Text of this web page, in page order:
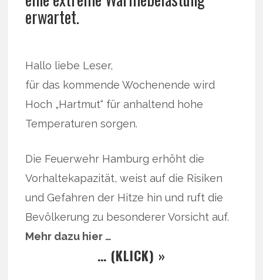
erwartet.
Hallo liebe Leser,
für das kommende Wochenende wird
Hoch „Hartmut“ für anhaltend hohe
Temperaturen sorgen.
Die Feuerwehr Hamburg erhöht die
Vorhaltekapazität, weist auf die Risiken
und Gefahren der Hitze hin und ruft die
Bevölkerung zu besonderer Vorsicht auf.
Mehr dazu hier …
… (KLICK) »